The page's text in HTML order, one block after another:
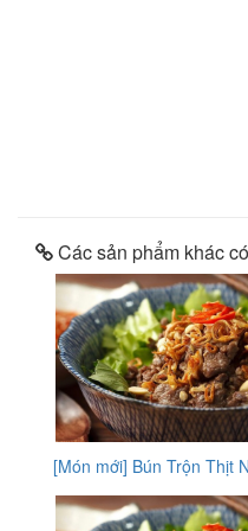
Các sản phẩm khác
[Món mới] Bún Trộn Thịt